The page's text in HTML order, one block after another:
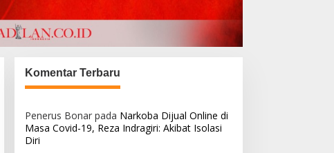
Komentar Terbaru
Penerus Bonarpada Narkoba Dijual Online di
Masa Covid-19, Reza Indragiri: Akibat Isolasi
Diri